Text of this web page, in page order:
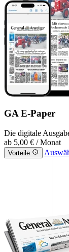
GA E-Paper
Die digitale
ab 5,00 € / Monat
Vorteile